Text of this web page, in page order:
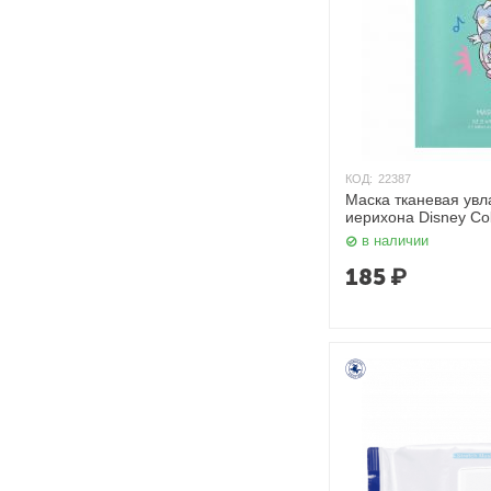
КОД: 22387
Маска тканевая
иерихона Disney
Of Jericho Mask 30
в наличии
185 ₽